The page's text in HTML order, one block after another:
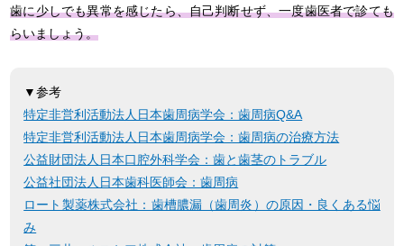
歯に少しでも異常を感じたら、自己判断せず、一度歯医者で診ても
らいましょう。
▼参考
特定非営利活動法人日本歯周病学会：歯周病Q&A
特定非営利活動法人日本歯周病学会：歯周病の治療方法
公益財団法人日本口腔外科学会：歯と歯茎のトラブル
公益社団法人日本歯科医師会：歯周病
ロート製薬株式会社：歯槽膿漏（歯周炎）の原因・良くある悩
み